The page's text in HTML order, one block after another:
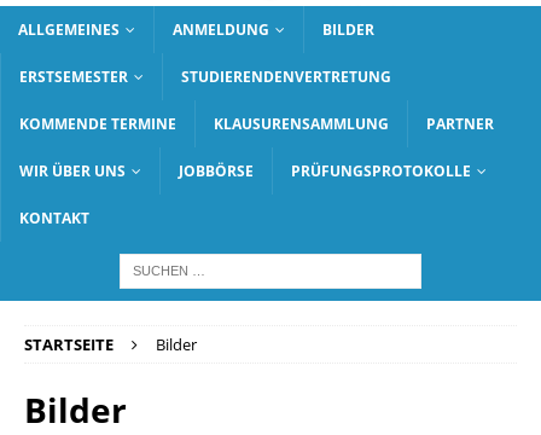
ALLGEMEINES ANMELDUNG BILDER
ERSTSEMESTER STUDIERENDENVERTRETUNG
KOMMENDE TERMINE KLAUSURENSAMMLUNG PARTNER
WIR ÜBER UNS JOBBÖRSE PRÜFUNGSPROTOKOLLE
KONTAKT
STARTSEITE Bilder
Bilder